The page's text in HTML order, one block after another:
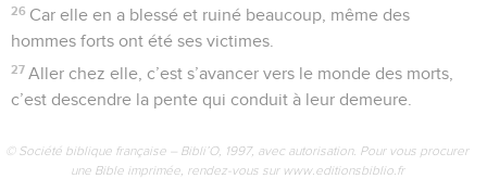
26 Car elle en a blessé et ruiné beaucoup, même des
hommes forts ont été ses victimes.
27 Aller chez elle, c’est s’avancer vers le monde des morts,
c’est descendre la pente qui conduit à leur demeure.
© Société biblique française – Bibli’O, 1997, avec autorisation. Pour vous procurer
une Bible imprimée, rendez-vous sur www.editionsbiblio.fr